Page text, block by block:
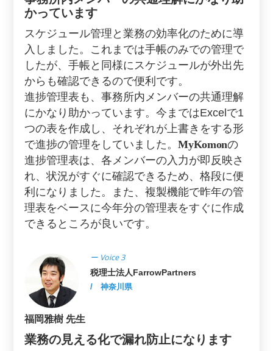
かっています
スケジュール管理と業務の効率化のために導
入しました。これまでは手帳のみでの管理で
したが、手帳と同様にスケジュールが外出先
からも確認できるので便利です。
進捗管理表も、事務所内メンバーの共通理解
にかなり助かっています。今まではExcelで1
つの表を作成し、それぞれが上書きをする形
で進捗の管理をしていました。MyKomonの
進捗管理表は、各メンバーの入力が即反映さ
れ、状況がすぐに確認できるため、格段に便
利になりました。また、複製機能で昨年の管
理表をベースに今年分の管理表をすぐに作成
できるところが良いです。
ー Voice 3
税理士法人FarrowPartners
/ 神奈川県
福岡雅樹 先生
業務の見える化で漏れ防止になります